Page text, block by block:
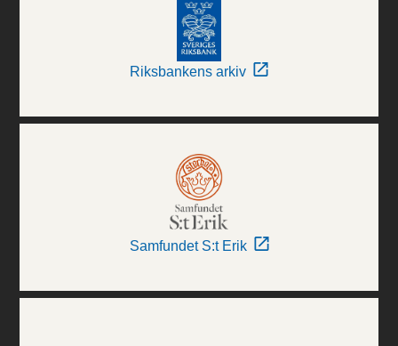
Riksbankens arkiv
Samfundet S:t Erik